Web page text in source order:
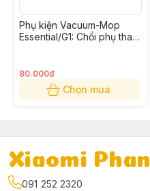
Phụ kiện Vacuum-Mop
Essential/G1: Chổi phụ thay
80.000đ
Chọn mua
Xiaomi
091 252 2320